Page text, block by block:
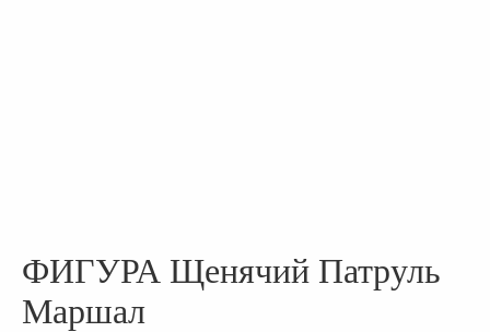
ФИГУРА Щенячий Патруль
Маршал